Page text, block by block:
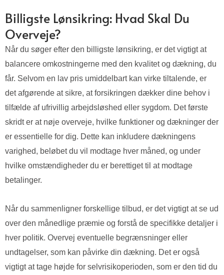
Billigste Lønsikring: Hvad Skal Du
Overveje?
Når du søger efter den billigste lønsikring, er det vigtigt at
balancere omkostningerne med den kvalitet og dækning, du
får. Selvom en lav pris umiddelbart kan virke tiltalende, er
det afgørende at sikre, at forsikringen dækker dine behov i
tilfælde af ufrivillig arbejdsløshed eller sygdom. Det første
skridt er at nøje overveje, hvilke funktioner og dækninger der
er essentielle for dig. Dette kan inkludere dækningens
varighed, beløbet du vil modtage hver måned, og under
hvilke omstændigheder du er berettiget til at modtage
betalinger.
Når du sammenligner forskellige tilbud, er det vigtigt at se ud
over den månedlige præmie og forstå de specifikke detaljer i
hver politik. Overvej eventuelle begrænsninger eller
undtagelser, som kan påvirke din dækning. Det er også
vigtigt at tage højde for selvrisikoperioden, som er den tid du